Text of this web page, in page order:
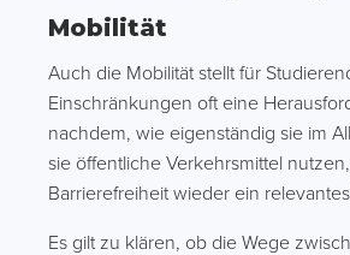
Mobilität
Auch die Mobilität stellt für
Einschränkungen oft eine
nachdem, wie eigenständig sie im
sie öffentliche Verkehrsmittel
Barrierefreiheit wieder ein
Es gilt zu klären, ob die Wege